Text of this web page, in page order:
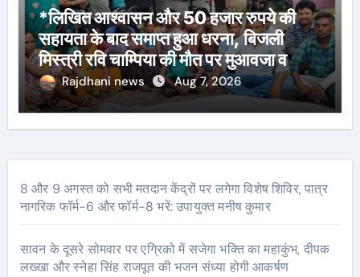
*लिखित आश्वासन और 50 हजार रुपये की
सहायता के बाद समाप्त हुआ धरना, बिजली
मिस्त्री रवि चाम्पिया की मौत पर मुआवजा व
नौकरी की मांग*
Rajdhani news Aug 7, 2026
8 और 9 अगस्त को सभी मतदान केंद्रों पर लगेगा विशेष शिविर, पात्र
नागरिक फॉर्म-6 और फॉर्म-8 भरें: उपायुक्त मनीष कुमार
सावन के दूसरे सोमवार पर एग्रिको में सजेगा भक्ति का महाकुंभ, दीपक
लख्खा और स्नेहा सिंह राजपूत की भजन संध्या होगी आकर्षण